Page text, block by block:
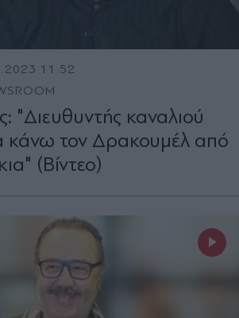
11:52
"Διευθυντής καναλιού
κάνω τον Δρακουμέλ από
(Βίντεο)